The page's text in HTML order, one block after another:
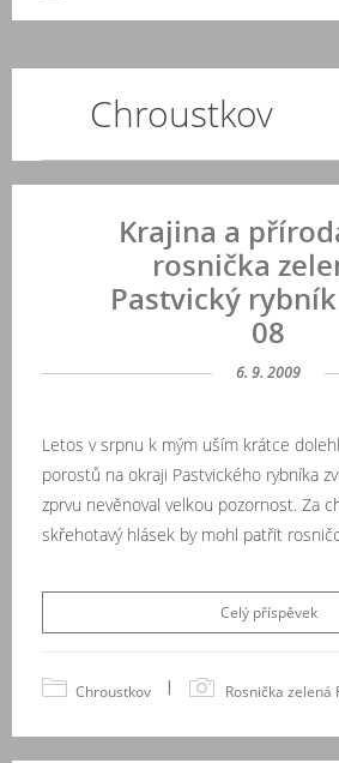
Chroustkov
Krajina a
rosnička
Pastvický
08
6. 9. 2009
Letos v srpnu k mým uším krátce
porostů na okraji Pastvického rybníka
zprvu nevěnoval velkou pozornost. Za
skřehotavý hlásek by mohl patřit
Celý příspěvek
Chroustkov | Rosnička zelená